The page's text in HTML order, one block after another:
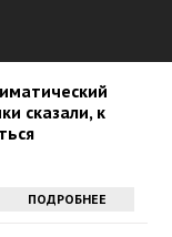
сказали, к
ПОДРОБНЕЕ